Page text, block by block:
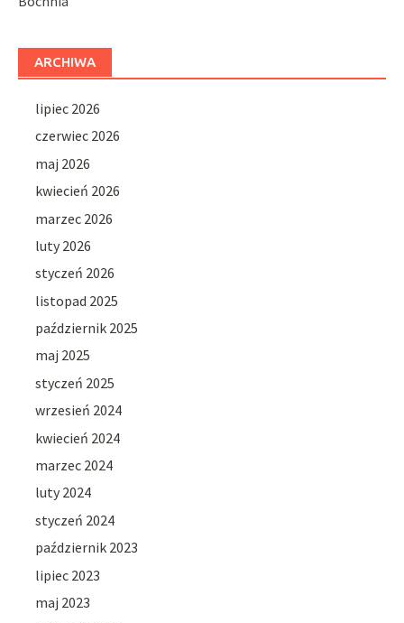
ARCHIWA
lipiec 2026
czerwiec 2026
maj 2026
kwiecień 2026
marzec 2026
luty 2026
styczeń 2026
listopad 2025
październik 2025
maj 2025
styczeń 2025
wrzesień 2024
kwiecień 2024
marzec 2024
luty 2024
styczeń 2024
październik 2023
lipiec 2023
maj 2023